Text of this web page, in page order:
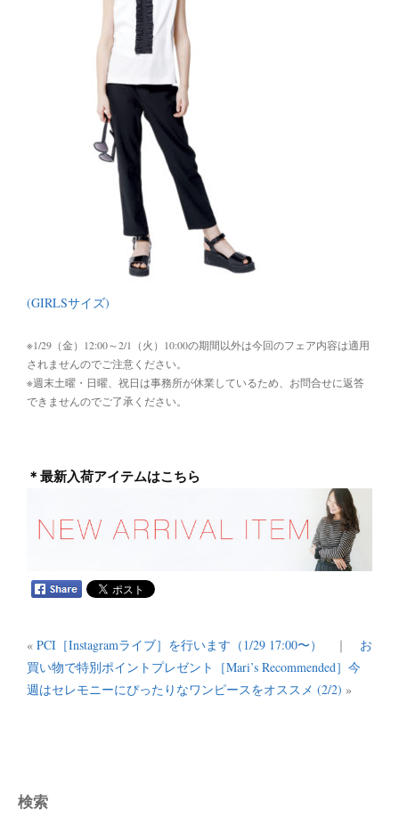
(GIRLSサイズ)
※1/29（金）12:00～2/1（火）10:00の期間以外は今回のフェア内容は適用
されませんのでご注意ください。
※週末土曜・日曜、祝日は事務所が休業しているため、お問合せに返答
できませんのでご了承ください。
＊最新入荷アイテムはこちら
« PCI［Instagramライブ］を行います（1/29 17:00〜） ｜ お
買い物で特別ポイントプレゼント［Mari’s Recommended］今
週はセレモニーにぴったりなワンピースをオススメ (2/2) »
検索